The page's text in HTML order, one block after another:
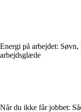
Energi på arbejdet:
arbejdsglæde
Når du ikke får jobbet: